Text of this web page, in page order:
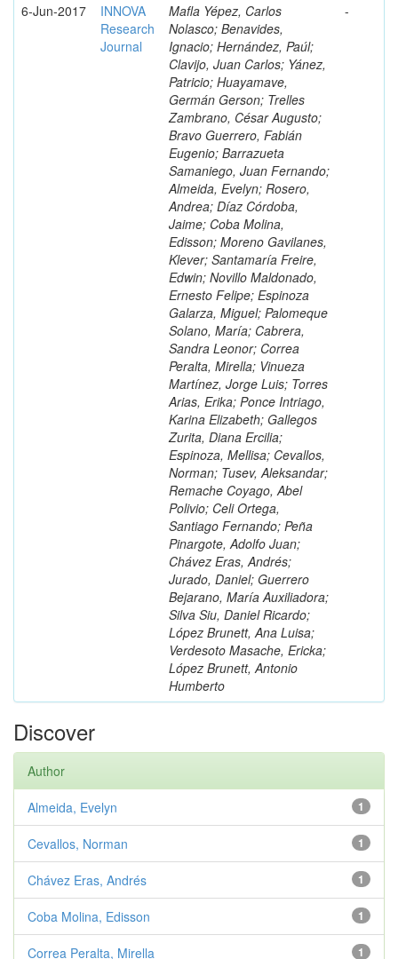
6-Jun-2017
INNOVA
Research
Journal
Mafla Yépez, Carlos
Nolasco; Benavides,
Ignacio; Hernández, Paúl;
Clavijo, Juan Carlos; Yánez,
Patricio; Huayamave,
Germán Gerson; Trelles
Zambrano, César Augusto;
Bravo Guerrero, Fabián
Eugenio; Barrazueta
Samaniego, Juan Fernando;
Almeida, Evelyn; Rosero,
Andrea; Díaz Córdoba,
Jaime; Coba Molina,
Edisson; Moreno Gavilanes,
Klever; Santamaría Freire,
Edwin; Novillo Maldonado,
Ernesto Felipe; Espinoza
Galarza, Miguel; Palomeque
Solano, María; Cabrera,
Sandra Leonor; Correa
Peralta, Mirella; Vinueza
Martínez, Jorge Luis; Torres
Arias, Erika; Ponce Intriago,
Karina Elizabeth; Gallegos
Zurita, Diana Ercilia;
Espinoza, Mellisa; Cevallos,
Norman; Tusev, Aleksandar;
Remache Coyago, Abel
Polivio; Celi Ortega,
Santiago Fernando; Peña
Pinargote, Adolfo Juan;
Chávez Eras, Andrés;
Jurado, Daniel; Guerrero
Bejarano, María Auxiliadora;
Silva Siu, Daniel Ricardo;
López Brunett, Ana Luisa;
Verdesoto Masache, Ericka;
López Brunett, Antonio
Humberto
-
Discover
Author
1
Almeida, Evelyn
1
Cevallos, Norman
1
Chávez Eras, Andrés
1
Coba Molina, Edisson
1
Correa Peralta, Mirella